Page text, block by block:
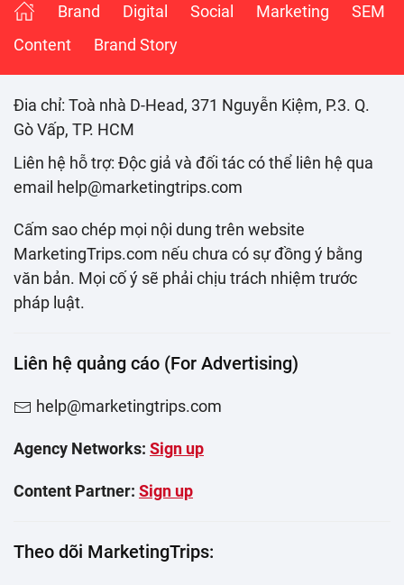
Brand Digital Social Marketing
SEM
Content
Brand Story
Đia chỉ: Toà nhà D-Head, 371 Nguyễn Kiệm, P.3. Q.
Gò Vấp, TP. HCM
Liên hệ hỗ trợ: Độc giả và đối tác có thể liên hệ qua
email help@marketingtrips.com
Cấm sao chép mọi nội dung trên website
MarketingTrips.com nếu chưa có sự đồng ý bằng
văn bản. Mọi cố ý sẽ phải chịu trách nhiệm trước
pháp luật.
Liên hệ quảng cáo (For Advertising)
help@marketingtrips.com
Agency Networks: Sign up
Content Partner: Sign up
Theo dõi MarketingTrips: